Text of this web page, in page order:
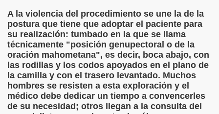
A la violencia del procedimiento se une la de la
postura que tiene que adoptar el paciente para
su realización: tumbado en la que se llama
técnicamente "posición genupectoral o de la
oración mahometana", es decir, boca abajo, con
las rodillas y los codos apoyados en el plano de
la camilla y con el trasero levantado. Muchos
hombres se resisten a esta exploración y el
médico debe dedicar un tiempo a convencerles
de su necesidad; otros llegan a la consulta del
Caricatura (Jorge Llopis)
RNE, 1993)
Pierre Cami)